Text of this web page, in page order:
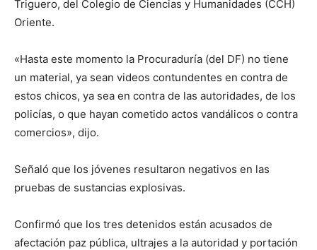
Triguero, del Colegio de Ciencias y Humanidades (CCH)
Oriente.
«Hasta este momento la Procuraduría (del DF) no tiene
un material, ya sean videos contundentes en contra de
estos chicos, ya sea en contra de las autoridades, de los
policías, o que hayan cometido actos vandálicos o contra
comercios», dijo.
Señaló que los jóvenes resultaron negativos en las
pruebas de sustancias explosivas.
Confirmó que los tres detenidos están acusados de
afectación paz pública, ultrajes a la autoridad y portación